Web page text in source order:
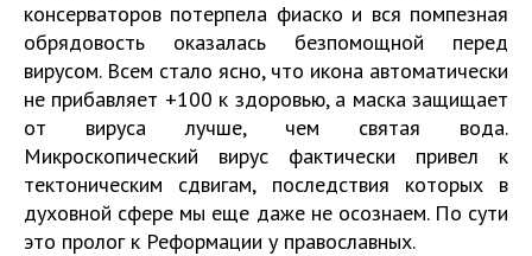
консерваторов потерпела фиаско и вся помпезная
обрядовость оказалась безпомощной перед
вирусом. Всем стало ясно, что икона автоматически
не прибавляет +100 к здоровью, а маска защищает
от вируса лучше, чем святая вода.
Микроскопический вирус фактически привел к
тектоническим сдвигам, последствия которых в
духовной сфере мы еще даже не осознаем. По сути
это пролог к Реформации у православных.